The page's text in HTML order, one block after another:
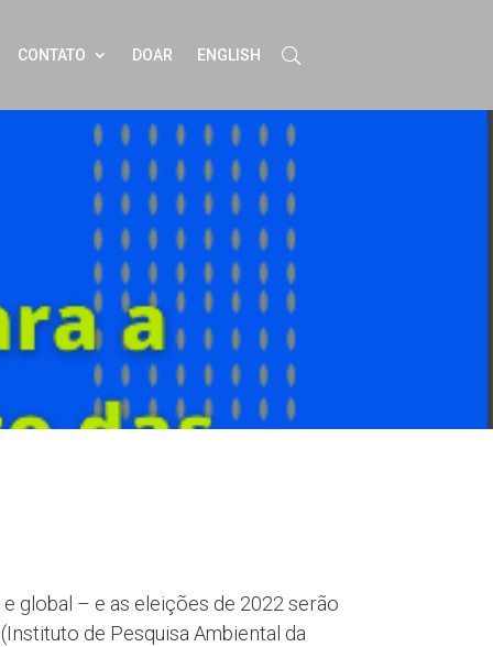
CONTATO DOAR ENGLISH
global – e as eleições de 2022 serão
de Pesquisa Ambiental da